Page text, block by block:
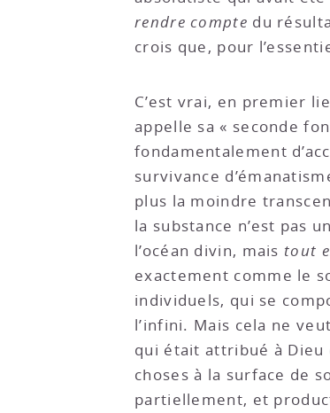
rendre compte du
crois que, pour
C’est vrai, en premier
appelle sa « seconde
fondamentalement
survivance
plus la moindre
la substance n’est pas
l’océan divin, mais tout
exactement comme le
individuels, qui se
l’infini. Mais cela ne
qui était attribué à
choses à la surface de
partiellement, et